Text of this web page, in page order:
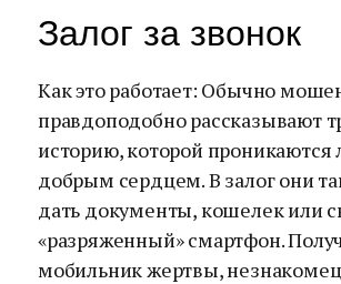
Залог за звонок
Как это работает: Обычно
правдоподобно рассказывают
историю, которой проникаются
добрым сердцем. В залог они
дать документы, кошелек или
«разряженный» смартфон.
мобильник жертвы,